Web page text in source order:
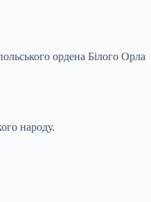
ордена Білого Орла
народу.